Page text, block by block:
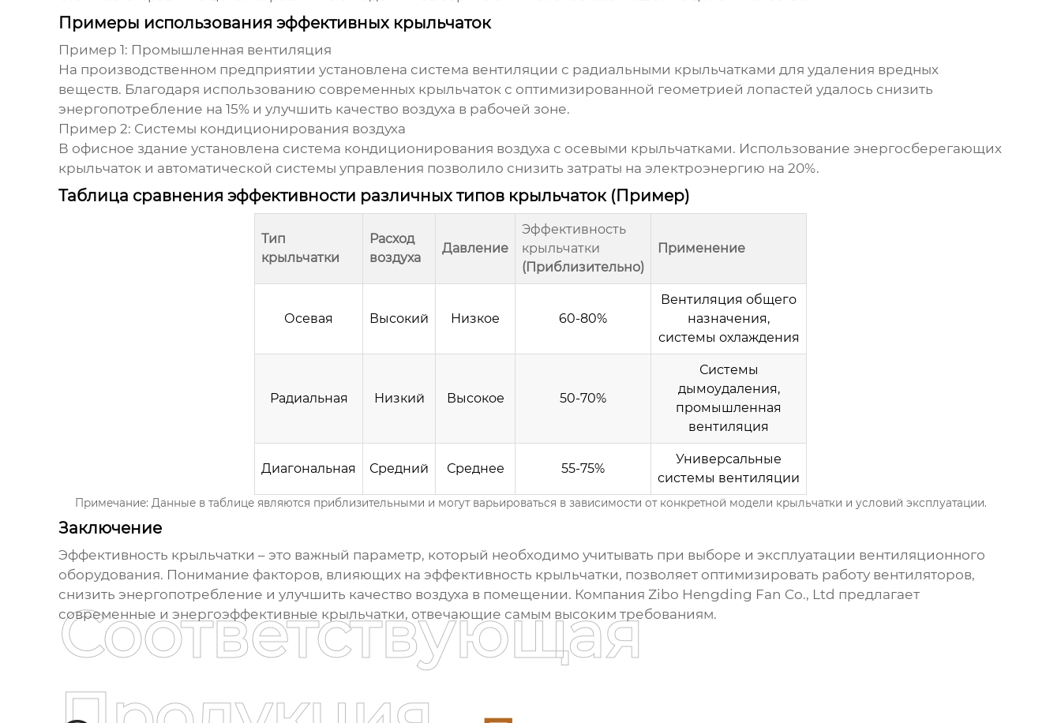
Примеры использования эффективных крыльчаток
Пример 1: Промышленная вентиляция
На производственном предприятии установлена система вентиляции с радиальными крыльчатками для удаления вредных
веществ. Благодаря использованию современных крыльчаток с оптимизированной геометрией лопастей удалось снизить
энергопотребление на 15% и улучшить качество воздуха в рабочей зоне.
Пример 2: Системы кондиционирования воздуха
В офисное здание установлена система кондиционирования воздуха с осевыми крыльчатками. Использование энергосберегающих
крыльчаток и автоматической системы управления позволило снизить затраты на электроэнергию на 20%.
Таблица сравнения эффективности различных типов крыльчаток (Пример)
Тип
крыльчатки
Расход
воздуха
Давление
Эффективность
крыльчатки
(Приблизительно)
Применение
Осевая Высокий Низкое 60-80%
Вентиляция общего
назначения,
системы охлаждения
Радиальная Низкий Высокое 50-70%
Системы
дымоудаления,
промышленная
вентиляция
Диагональная Средний Среднее 55-75%
Универсальные
системы вентиляции
Примечание: Данные в таблице являются приблизительными и могут варьироваться в зависимости от конкретной модели крыльчатки и условий эксплуатации.
Заключение
Эффективность крыльчатки – это важный параметр, который необходимо учитывать при выборе и эксплуатации вентиляционного
оборудования. Понимание факторов, влияющих на эффективность крыльчатки, позволяет оптимизировать работу вентиляторов,
снизить энергопотребление и улучшить качество воздуха в помещении. Компания Zibo Hengding Fan Co., Ltd предлагает
современные и энергоэффективные крыльчатки, отвечающие самым высоким требованиям.
Соответствующая